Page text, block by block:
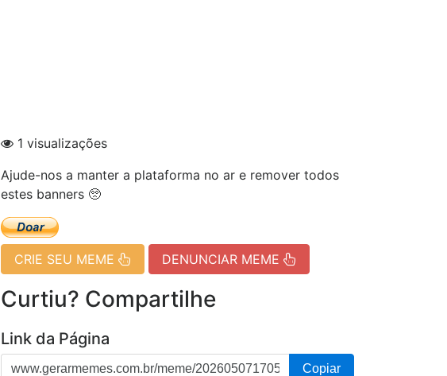
1 visualizações
Ajude-nos a manter a plataforma no ar e remover todos
estes banners 🥺
CRIE SEU MEME DENUNCIAR MEME
Curtiu? Compartilhe
Link da Página
Copiar